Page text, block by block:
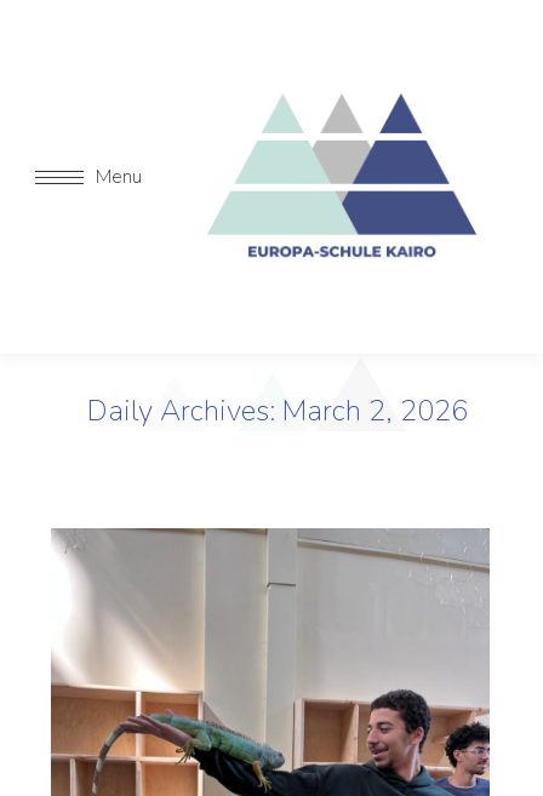
Menu
Daily Archives: March 2, 2026